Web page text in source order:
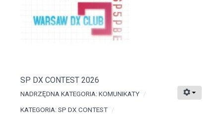
SP DX CONTEST 2026
NADRZĘDNA KATEGORIA: KOMUNIKATY
KATEGORIA: SP DX CONTEST